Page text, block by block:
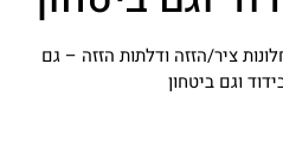
ציר/הזזה ודלתות הזזה – גם
וגם ביטחון